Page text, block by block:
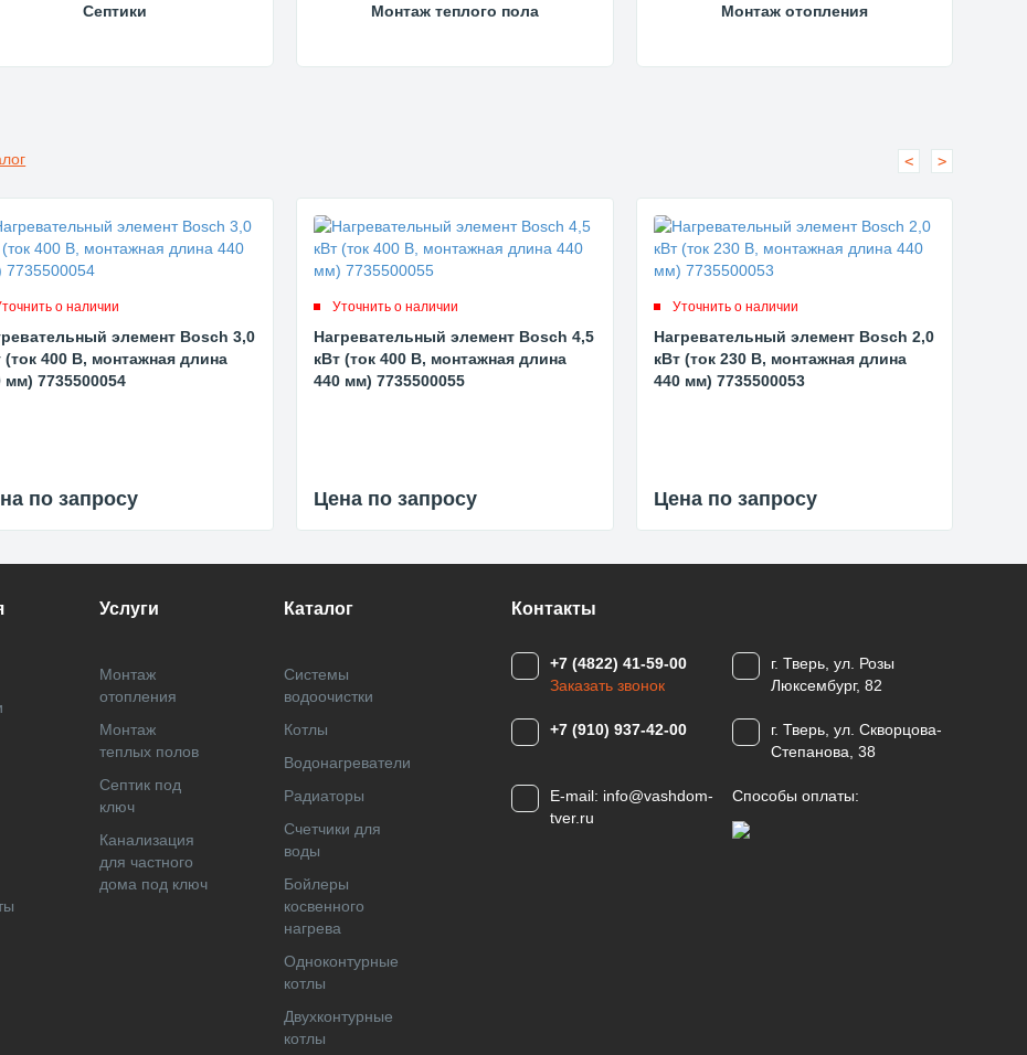
Септики Монтаж теплого пола Монтаж отопления
о наличии
элемент Bosch 3,0
(ток 400 В, монтажная длина
мм) 7735500054
по запросу
Уточнить о наличии
Нагревательный элемент Bosch 4,5
кВт (ток 400 В, монтажная длина
440 мм) 7735500055
Цена по запросу
Уточнить о наличии
Нагревательный элемент Bosch 2,0
кВт (ток 230 В, монтажная длина
440 мм) 7735500053
Цена по запросу
< >
Услуги
Монтаж
отопления
Монтаж
теплых полов
Септик под
ключ
Канализация
для частного
дома под ключ
Каталог
Системы
водоочистки
Котлы
Водонагреватели
Радиаторы
Cчетчики для
воды
Бойлеры
косвенного
нагрева
Одноконтурные
котлы
Двухконтурные
котлы
Контакты
+7 (4822) 41-59-00
Заказать звонок
г. Тверь, ул. Розы
Люксембург, 82
+7 (910) 937-42-00
г. Тверь, ул. Скворцова-
Степанова, 38
E-mail: info@vashdom-
tver.ru
Способы оплаты: